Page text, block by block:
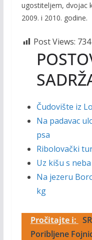
ugostiteljem, dvojac
2009. i 2010. godine.
Post Views: 734
Čudovište iz
Na padavac
psa
Ribolovački
Uz kišu s
Na jezeru
kg
Pročitajte i:
Poribljene